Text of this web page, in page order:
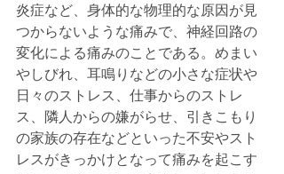
炎症など、身体的な物理的な原因が見
つからないような痛みで、神経回路の
変化による痛みのことである。めまい
やしびれ、耳鳴りなどの小さな症状や
日々のストレス、仕事からのストレ
ス、隣人からの嫌がらせ、引きこもり
の家族の存在などといった不安やスト
レスがきっかけとなって痛みを起こす